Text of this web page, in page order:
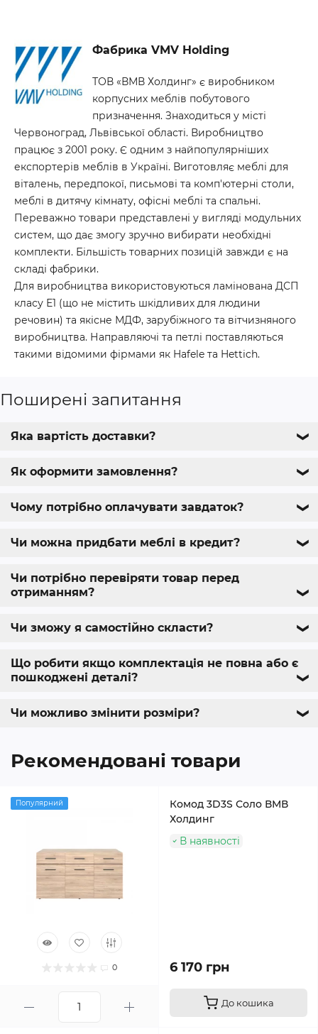
Фабрика VMV Holding
ТОВ «ВМВ Холдинг» є виробником
корпусних меблів побутового
призначення. Знаходиться у місті
Червоноград, Львівської області. Виробництво
працює з 2001 року. Є одним з найпопулярніших
експортерів меблів в Україні. Виготовляє меблі для
віталень, передпокої, письмові та комп'ютерні столи,
меблі в дитячу кімнату, офісні меблі та спальні.
Переважно товари представлені у вигляді модульних
систем, що дає змогу зручно вибирати необхідні
комплекти. Більшість товарних позицій завжди є на
складі фабрики.
Для виробництва використовуються ламінована ДСП
класу Е1 (що не містить шкідливих для людини
речовин) та якісне МДФ, зарубіжного та вітчизняного
виробництва. Направляючі та петлі поставляються
такими відомими фірмами як Hafele та Hettich.
Поширені запитання
Яка вартість доставки? ❯
Як оформити замовлення? ❯
Чому потрібно оплачувати завдаток? ❯
Чи можна придбати меблі в кредит? ❯
Чи потрібно перевіряти товар перед
отриманням?
❯
Чи зможу я самостійно скласти? ❯
Що робити якщо комплектація не повна або є
пошкоджені деталі?
❯
Чи можливо змінити розміри? ❯
Рекомендовані товари
Популярний
0
Комод 3D3S Соло ВМВ
Холдинг
В наявності
6 170 грн
До кошика